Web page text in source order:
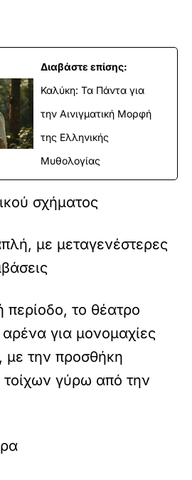
Διαβάστε επίσης:
Καλύκη: Τα Πάντα για
την Αινιγματική Μορφή
της Ελληνικής
Μυθολογίας
σχήματος
με μεταγενέστερες
περίοδο, το θέατρο
για μονομαχίες
με την προσθήκη
τοίχων γύρω από την